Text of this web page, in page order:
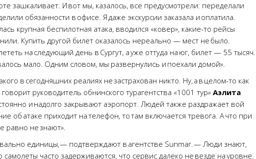
зашкаливает. И вот мы, казалось, все предусмотрели: переделали
обязанности в офисе. Я даже экскурсии заказала и оплатила.
крупная беспилотная атака, вводился «ковер», какие-то рейсы
Купить другой билет оказалось нереально — мест не было.
на следующий день в Сургут, а уже оттуда на юг, билет — 55 тысяч.
мало. Одним словом, мы развернулись и поехали домой».
в сегодняшних реалиях не застрахован никто. Ну, а в целом-то как
руководитель обнинского турагентства «1001 тур» Аэлита
и надолго закрывают аэропорт. Людей также раздражает вой
об атаке приходит на телефон, то там включается тревога. А что при
равно не знают».
единицы, — подтверждают в агентстве Sunmar. — Люди знают,
самолеты часто задерживаются, что сервис далеко не везде на уровне.